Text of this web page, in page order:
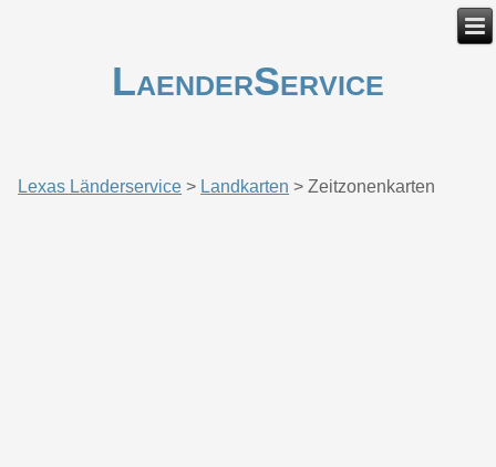
LaenderService
Lexas Länderservice > Landkarten >Zeitzonenkarten